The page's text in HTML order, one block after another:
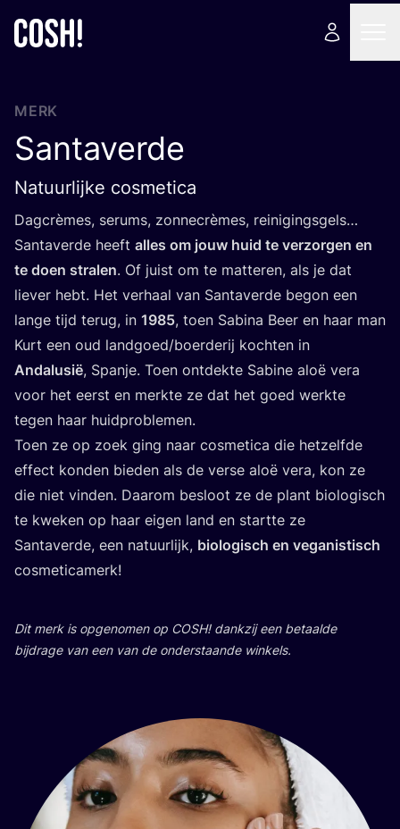
MERK
Santaverde
Natuurlijke cosmetica
Dag­crè­mes, serums, zon­ne­crè­mes, rei­ni­gings­gels…
San­ta­ver­de heeft alles om jouw huid te ver­zor­gen en
te doen stra­len. Of juist om te mat­te­ren, als je dat
lie­ver hebt. Het ver­haal van San­ta­ver­de begon een
lan­ge tijd terug, in 1985, toen Sabi­na Beer en haar man
Kurt een oud landgoed/​boer­de­rij koch­ten in
Andal­us­ië, Span­je. Toen ont­dek­te Sabi­ne aloë vera
voor het eerst en merk­te ze dat het goed werk­te
tegen haar huidproblemen.
Toen ze op zoek ging naar cos­me­ti­ca die het­zelf­de
effect kon­den bie­den als de ver­se aloë vera, kon ze
die niet vin­den. Daar­om besloot ze de plant bio­lo­gisch
te kwe­ken op haar eigen land en start­te ze
San­ta­ver­de, een natuur­lijk, bio­lo­gisch en vega­nis­tisch
cosmeticamerk!
Dit merk is opge­no­men op COSH! dank­zij een betaal­de
bij­dra­ge van een van de onder­staan­de winkels.